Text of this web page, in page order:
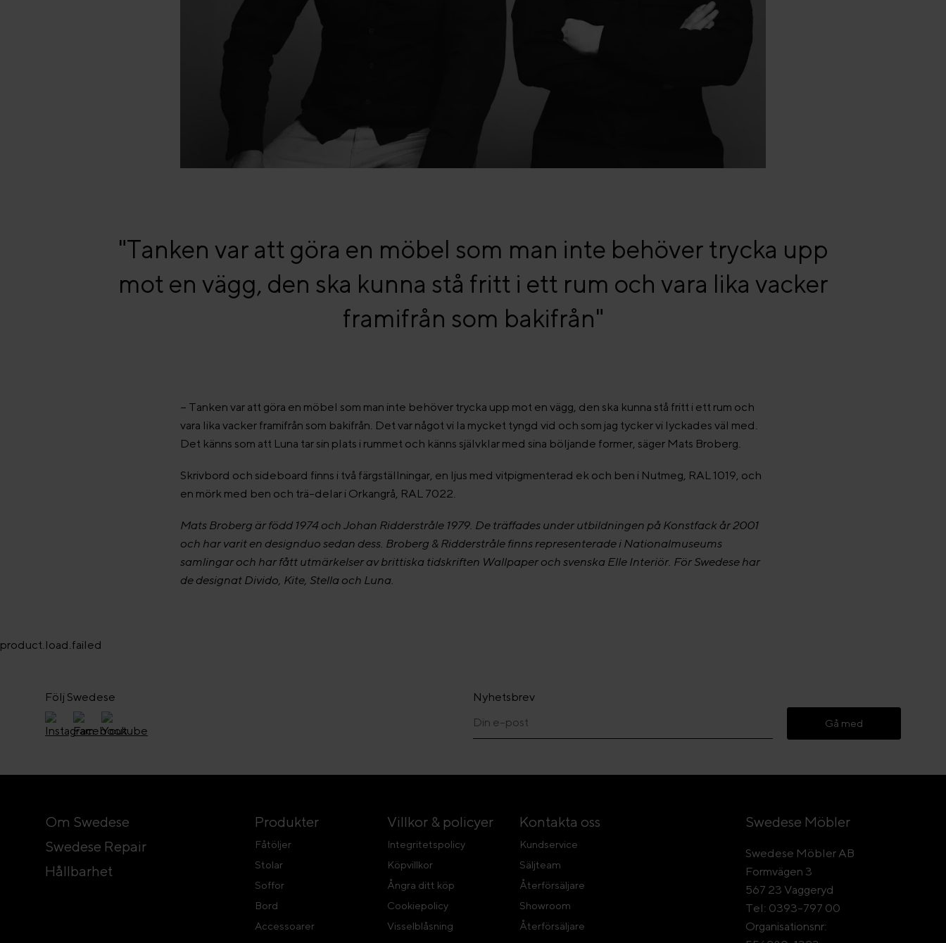
"Tanken var att göra en möbel som man inte behöver trycka upp
mot en vägg, den ska kunna stå fritt i ett rum och vara lika vacker
framifrån som bakifrån"
– Tanken var att göra en möbel som man inte behöver trycka upp mot en vägg, den ska kunna stå fritt i ett rum och
vara lika vacker framifrån som bakifrån. Det var något vi la mycket tyngd vid och som jag tycker vi lyckades väl med.
Det känns som att Luna tar sin plats i rummet och känns självklar med sina böljande former, säger Mats Broberg.
Skrivbord och sideboard finns i två färgställningar, en ljus med vitpigmenterad ek och ben i Nutmeg, RAL 1019, och
en mörk med ben och trä-delar i Orkangrå, RAL 7022.
Mats Broberg är född 1974 och Johan Ridderstråle 1979. De träffades under utbildningen på Konstfack år 2001
och har varit en designduo sedan dess. Broberg & Ridderstråle finns representerade i Nationalmuseums
samlingar och har fått utmärkelser av brittiska tidskriften Wallpaper och svenska Elle Interiör. För Swedese har
de designat Divido, Kite, Stella och Luna.
product.load.failed
Följ Swedese Nyhetsbrev
Gå med
Om Swedese
Swedese Repair
Hållbarhet
Produkter
Fåtöljer
Stolar
Soffor
Bord
Accessoarer
Villkor & policyer
Integritetspolicy
Köpvillkor
Ångra ditt köp
Cookiepolicy
Visselblåsning
Kontakta oss
Kundservice
Säljteam
Återförsäljare
Showroom
Återförsäljare
Swedese Möbler
Swedese Möbler AB
Formvägen 3
567 23 Vaggeryd
Tel: 0393-797 00
Organisationsnr: